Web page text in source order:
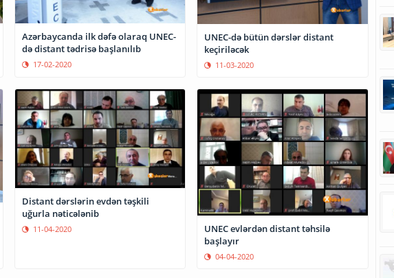
Azərbaycanda ilk dəfə olaraq UNEC-
də distant tədrisə başlanılıb
17-02-2020
UNEC-də bütün dərslər distant
keçiriləcək
11-03-2020
Distant dərslərin evdən təşkili
uğurla nəticələnib
11-04-2020
UNEC evlərdən distant təhsilə
başlayır
04-04-2020